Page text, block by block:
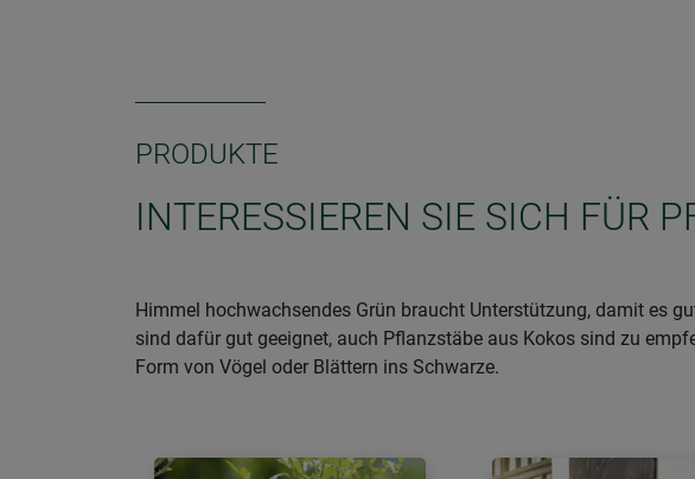
PRODUKTE
INTERESSIEREN SIE SICH FÜR
Himmel hochwachsendes Grün braucht Unterstützung, damit es
sind dafür gut geeignet, auch Pflanzstäbe aus Kokos sind zu
Form von Vögel oder Blättern ins Schwarze.